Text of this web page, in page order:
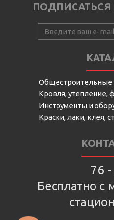
ПОДПИСАТЬСЯ
Общестроительные
Кровля, утепление,
Инструменты и
Краски, лаки, клея,
76 -
Бесплатно с